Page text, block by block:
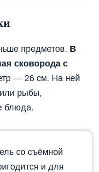
предметов. В
сковорода с
— 26 см. На ней
рыбы,
блюда.
со съёмной
и для